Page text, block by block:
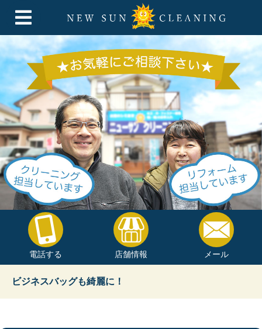
電話する 店舗情報 メール
ビジネスバッグも綺麗に！